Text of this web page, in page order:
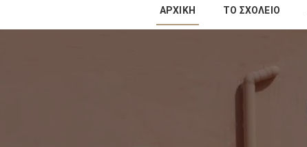
ΑΡΧΙΚΗ ΤΟ ΣΧΟΛΕΙΟ